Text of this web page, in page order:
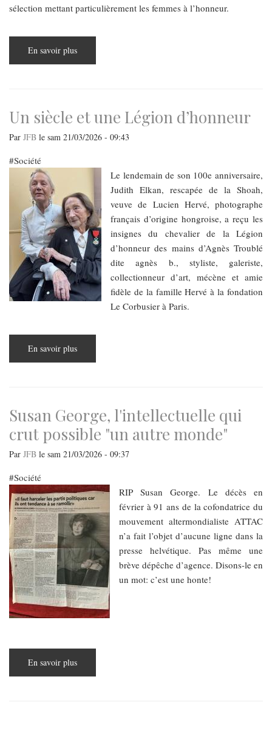
sélection mettant particulièrement les femmes à l’honneur.
En savoir plus
Parcours
fait
beau,
prends
un
ou
cinéma
pour
le
festival
francophone
Un siècle et une Légion d’honneur
Par JFB le sam 21/03/2026 - 09:43
Société
Le lendemain de son 100e anniversaire,
Judith Elkan, rescapée de la Shoah,
veuve de Lucien Hervé, photographe
français d’origine hongroise, a reçu les
insignes du chevalier de la Légion
d’honneur des mains d’Agnès Troublé
dite agnès b., styliste, galeriste,
collectionneur d’art, mécène et amie
fidèle de la famille Hervé à la fondation
Le Corbusier à Paris.
En savoir plus
siècle
Susan George, l'intellectuelle qui
crut possible "un autre monde"
Par JFB le sam 21/03/2026 - 09:37
Société
RIP Susan George. Le décès en
février à 91 ans de la cofondatrice du
mouvement altermondialiste ATTAC
n’a fait l’objet d’aucune ligne dans la
presse helvétique. Pas même une
brève dépêche d’agence. Disons-le en
un mot: c’est une honte!
En savoir plus
George,